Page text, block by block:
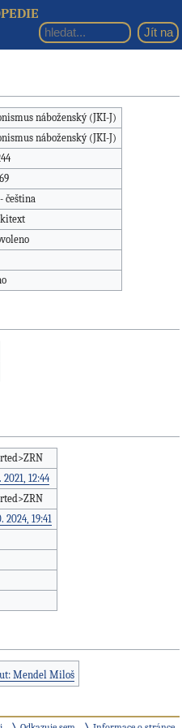
náboženský (JKI-J)
náboženský (JKI-J)
čeština
2021, 12:44
2024, 19:41
Mendel Miloš